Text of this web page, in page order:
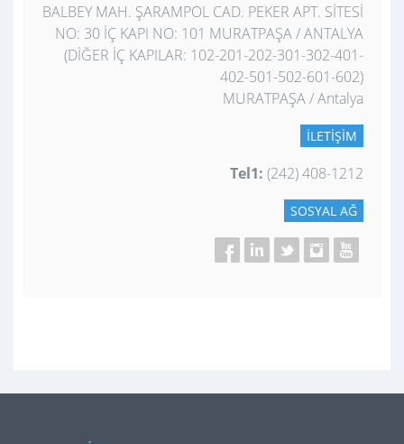
BALBEY MAH. ŞARAMPOL CAD. PEKER APT. SİTESİ
NO: 30 İÇ KAPI NO: 101 MURATPAŞA / ANTALYA
(DİĞER İÇ KAPILAR: 102-201-202-301-302-401-
402-501-502-601-602)
MURATPAŞA / Antalya
İLETIŞIM
Tel1: (242) 408-1212
SOSYAL AĞ